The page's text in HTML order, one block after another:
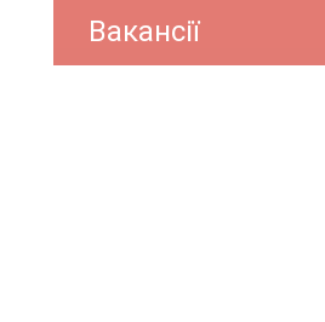
Вакансії